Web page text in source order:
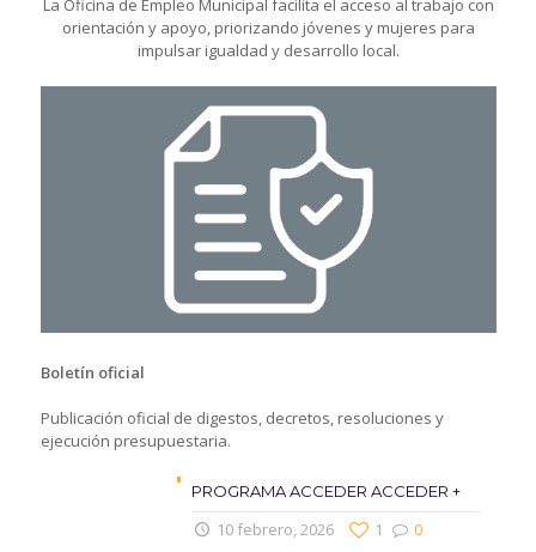
orientación y apoyo, priorizando jóvenes y mujeres para
impulsar igualdad y desarrollo local.
Boletín oficial
Publicación oficial de digestos, decretos, resoluciones y
ejecución presupuestaria.
PROGRAMA ACCEDER ACCEDER +
10 febrero, 2026 0
1